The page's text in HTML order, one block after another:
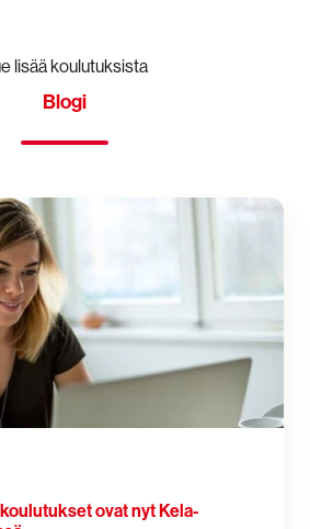
lisää koulutuksista
Blogi
ovat nyt Kela-